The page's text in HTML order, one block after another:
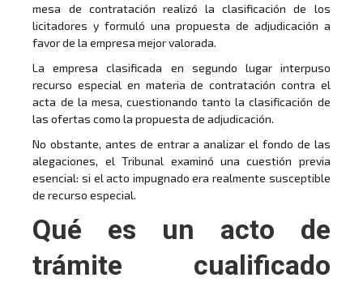
mesa de contratación realizó la clasificación de los
licitadores y formuló una propuesta de adjudicación a
favor de la empresa mejor valorada.
La empresa clasificada en segundo lugar interpuso
recurso especial en materia de contratación contra el
acta de la mesa, cuestionando tanto la clasificación de
las ofertas como la propuesta de adjudicación.
No obstante, antes de entrar a analizar el fondo de las
alegaciones, el Tribunal examinó una cuestión previa
esencial: si el acto impugnado era realmente susceptible
de recurso especial.
Qué es un acto de
trámite cualificado